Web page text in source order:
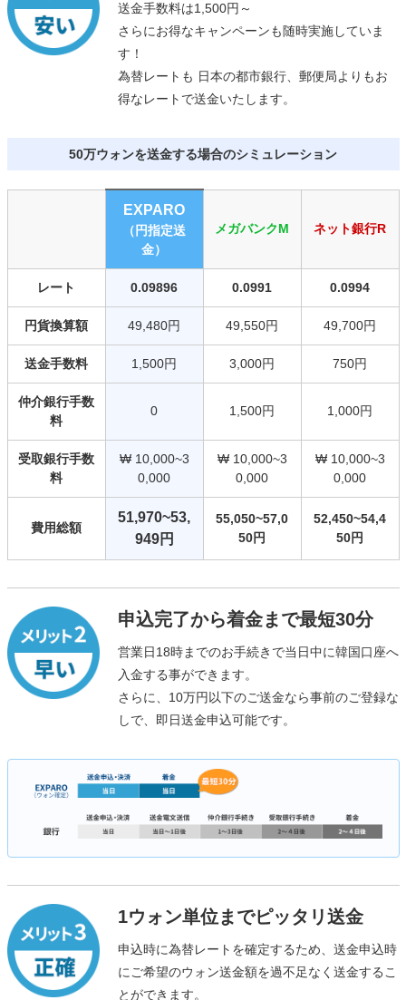
送金手数料は1,500円～
さらにお得なキャンペーンも随時実施していま
す！
為替レートも 日本の都市銀行、郵便局よりもお
得なレートで送金いたします。
50万ウォンを送金する場合のシミュレーション
EXPARO
（円指定送
金）
メガバンクM ネット銀行R
レート 0.09896 0.0991 0.0994
円貨換算額 49,480円 49,550円 49,700円
送金手数料 1,500円 3,000円 750円
仲介銀行手数
料
0 1,500円 1,000円
受取銀行手数
料
₩ 10,000~3
0,000
₩ 10,000~3
0,000
₩ 10,000~3
0,000
費用総額
51,970~53,
949円
55,050~57,0
50円
52,450~54,4
50円
申込完了から着金まで最短30分
営業日18時までのお手続きで当日中に韓国口座へ
入金する事ができます。
さらに、10万円以下のご送金なら事前のご登録な
しで、即日送金申込可能です。
1ウォン単位までピッタリ送金
申込時に為替レートを確定するため、送金申込時
にご希望のウォン送金額を過不足なく送金するこ
とができます。